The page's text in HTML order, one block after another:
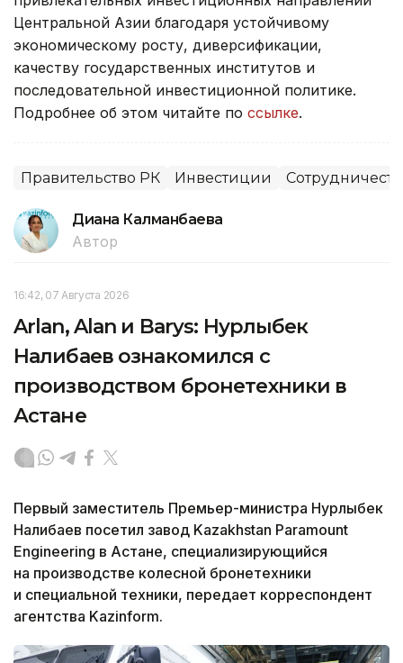
Центральной Азии благодаря устойчивому
экономическому росту, диверсификации,
качеству государственных институтов и
последовательной инвестиционной политике.
Подробнее об этом читайте по ссылке.
Правительство РК Инвестиции
Диана Калманбаева
Автор
16:42, 07 Августа 2026
Arlan, Alan и Barys: Нурлыбек
Налибаев ознакомился с
производством бронетехники в
Астане
Первый заместитель Премьер-министра Нурлыбек
Налибаев посетил завод Kazakhstan Paramount
Engineering в Астане, специализирующийся
на производстве колесной бронетехники
и специальной техники, передает корреспондент
агентства Kazinform.